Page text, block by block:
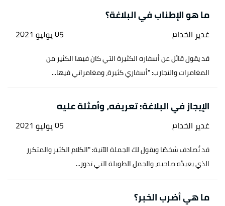
والمعاني والبديع
، صفحة 325. بتصرّف.
↑ سورة الروم، آية:55
↑سورة عبس، آية:34
^أ ب احمد الهاشمي،البلاغة في المعاني والبيان
والبديع جواهر البلاغة في المعاني والبيان والبديع،
صفحة 330. بتصرّف.
↑سورة الأحزاب، آية:37
↑سورة نوح، آية:10
↑"سريع إلى ابن العم يلطم وجهه"،الديوان
بتاريخ 30/8/2023.
ما هو الإطناب في البلاغة؟
غدير الخدام 05 يوليو 2021
قد يقول قائل عن أسفاره الكثيرة التي كان فيها الكثير من
المغامرات والتجارب: "أسفاري كثيرة، ومغامراتي فيها...
الإيجاز في البلاغة: تعريفه، وأمثلة عليه
غدير الخدام 05 يوليو 2021
قد تُصادف شخصًا ويقول لك الجملة الآتية: "الكلام الكثير والمتكرر
الذي يعيدُه صاحبه، والجمل الطويلة التي تدور...
ما هي أضرب الخبر؟